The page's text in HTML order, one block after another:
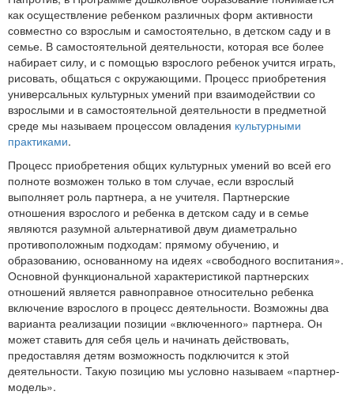
как осуществление ребенком различных форм активности
совместно со взрослым и самостоятельно, в детском саду и в
семье. В самостоятельной деятельности, которая все более
набирает силу, и с помощью взрослого ребенок учится играть,
рисовать, общаться с окружающими. Процесс приобретения
универсальных культурных умений при взаимодействии со
взрослыми и в самостоятельной деятельности в предметной
среде мы называем процессом овладения культурными
практиками.
Процесс приобретения общих культурных умений во всей его
полноте возможен только в том случае, если взрослый
выполняет роль партнера, а не учителя. Партнерские
отношения взрослого и ребенка в детском саду и в семье
являются разумной альтернативой двум диаметрально
противоположным подходам: прямому обучению, и
образованию, основанному на идеях «свободного воспитания».
Основной функциональной характеристикой партнерских
отношений является равноправное относительно ребенка
включение взрослого в процесс деятельности. Возможны два
варианта реализации позиции «включенного» партнера. Он
может ставить для себя цель и начинать действовать,
предоставляя детям возможность подключится к этой
деятельности. Такую позицию мы условно называем «партнер-
модель».